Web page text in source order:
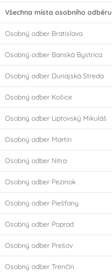
Všechna místa osobního odběru
Osobný odber Bratislava
Osobný odber Banská Bystrica
Osobný odber Dunajská Streda
Osobný odber Košice
Osobný odber Liptovský Mikuláš
Osobný odber Martin
Osobný odber Nitra
Osobný odber Pezinok
Osobný odber Piešťany
Osobný odber Poprad
Osobný odber Prešov
Osobný odber Trenčín